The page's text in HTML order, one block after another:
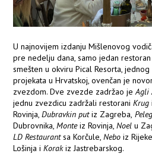
U najnovijem izdanju Mišlenovog
pre nedelju dana, samo jedan
smešten u okviru Pical Resorta,
projekata u Hrvatskoj, ovenčan je
zvezdom. Dve zvezde zadržao jeAgli
jednu zvezdicu zadržali restoraniKrug
Rovinja,Dubravkin putiz Zagreba,
Dubrovnika,Monteiz Rovinja,Noel u
LD Restaurantsa Korčule,Nebo iz
Lošinja iKorakiz Jastrebarskog.